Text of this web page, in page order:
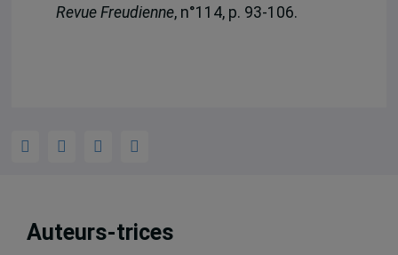
Revue Freudienne, n°114, p. 93-106.
Auteurs-trices